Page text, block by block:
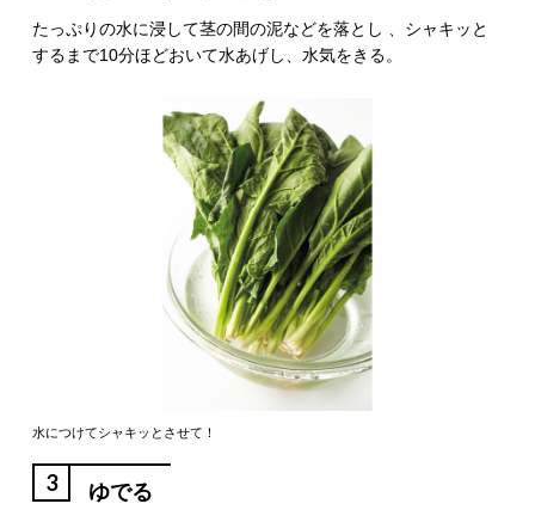
たっぷりの水に浸して茎の間の泥などを落とし 、シャキッと
するまで10分ほどおいて水あげし、水気をきる。
水につけてシャキッとさせて！
3 ゆでる